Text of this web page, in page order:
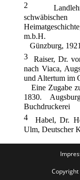
2
m.b.H.
Günzburg,
3 Raiser, Dr.
nach Viaca,
und Altertum im
Eine Zugabe
1830.
Buchdruckerei
4 Habel, Dr.
Ulm, Deutscher
Copyright